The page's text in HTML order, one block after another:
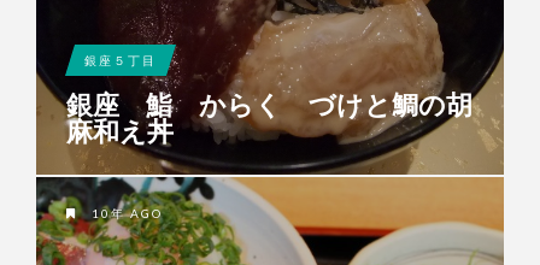
銀座５丁目
銀座 鮨 からく づけと鯛の胡
麻和え丼
10年 AGO